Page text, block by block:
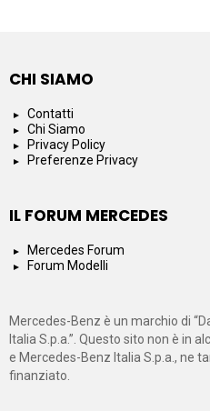
CHI SIAMO
Contatti
Chi Siamo
Privacy Policy
Preferenze Privacy
IL FORUM MERCEDES
Mercedes Forum
Forum Modelli
Mercedes-Benz è un marchio di
Italia S.p.a.”. Questo sito non è in
e Mercedes-Benz Italia S.p.a., ne
finanziato.